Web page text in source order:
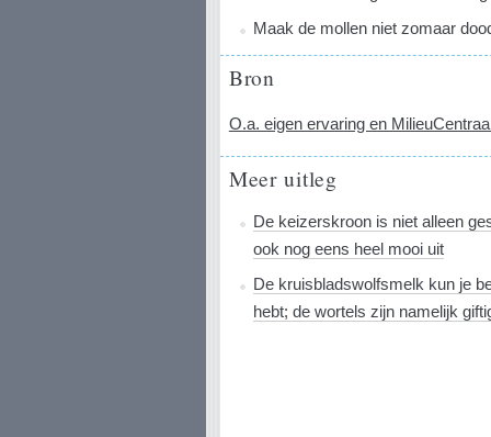
Maak de mollen niet zomaar
Bron
O.a. eigen ervaring en
Meer uitleg
De keizerskroon is niet alleen
ook nog eens heel mooi uit
De kruisbladswolfsmelk kun je
hebt; de wortels zijn namelijk